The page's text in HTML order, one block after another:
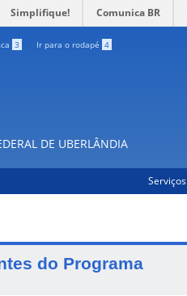
Simplifique! Comunica BR
3 Ir para o rodapé 4
DE UBERLÂNDIA
Serviços
do Programa